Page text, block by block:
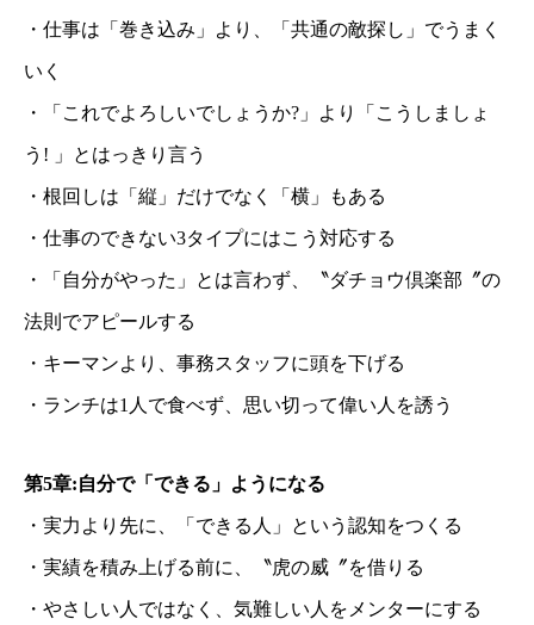
・仕事は「巻き込み」より、「共通の敵探し」でうまく
いく
・「これでよろしいでしょうか?」より「こうしましょ
う! 」とはっきり言う
・根回しは「縦」だけでなく「横」もある
・仕事のできない3タイプにはこう対応する
・「自分がやった」とは言わず、〝ダチョウ倶楽部〞の
法則でアピールする
・キーマンより、事務スタッフに頭を下げる
・ランチは1人で食べず、思い切って偉い人を誘う
第5章:自分で「できる」ようになる
・実力より先に、「できる人」という認知をつくる
・実績を積み上げる前に、〝虎の威〞を借りる
・やさしい人ではなく、気難しい人をメンターにする